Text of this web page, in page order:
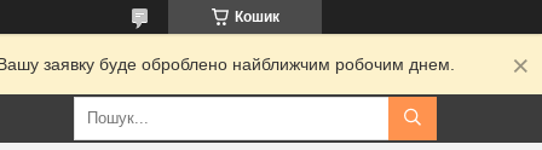
Кошик
заявку буде оброблено найближчим робочим днем.